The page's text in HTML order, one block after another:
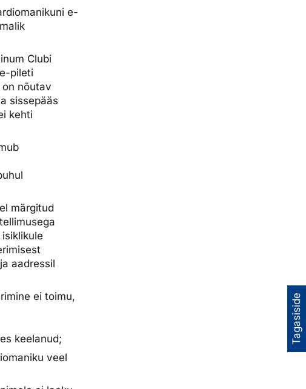
Tagasiside
e-
Clubi
pileti
nõutav
sissepääs
kehti
märgitud
aadressil
ei toimu,
keelanud;
veel